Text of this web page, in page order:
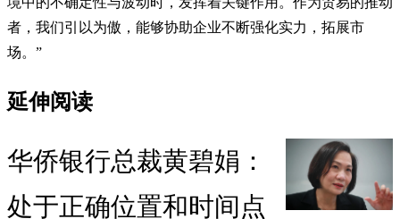
者，我们引以为傲，能够协助企业不断强化实力，拓展市
场。”
延伸阅读
华侨银行总裁黄碧娟：
处于正确位置和时间点